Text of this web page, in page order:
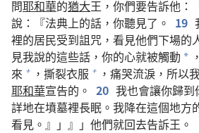
問耶和華的猶大王，你們要告訴他：
說：『法典上的話，你聽見了。 19
裡的居民受到詛咒，看見他們下場的
見我說的這些話，你的心就被觸動 *
來 + ，撕裂衣服 +
，痛哭流淚，所以
耶和華宣告的。 20 我也會讓你歸
詳地在墳墓裡長眠。我降在這個地方
看見。』」』」他們就回去告訴王。